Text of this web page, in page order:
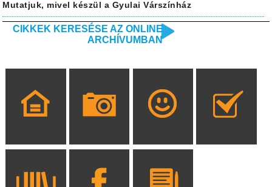
Mutatjuk, mivel készül a Gyulai Várszínház
CIKKEK KERESÉSE AZ ONLINE
ARCHÍVUMBAN